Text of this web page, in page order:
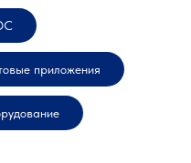
приложения